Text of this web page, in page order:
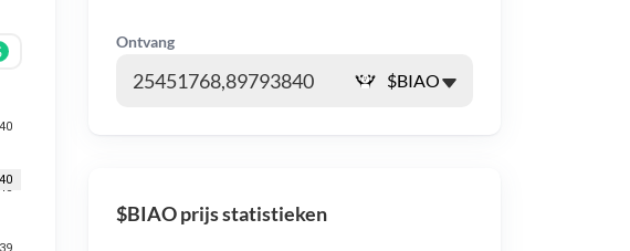
Ontvang
$BIAO prijs statistieken